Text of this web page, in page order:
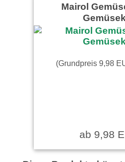
Mairol
(Grundpreis 9,98
ab 9,98